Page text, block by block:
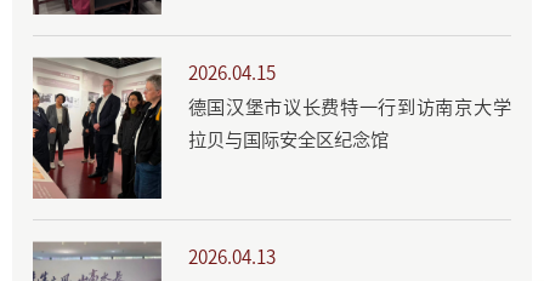
2026.04.15
德国汉堡市议长费特一行到访南京大学
拉贝与国际安全区纪念馆
2026.04.13